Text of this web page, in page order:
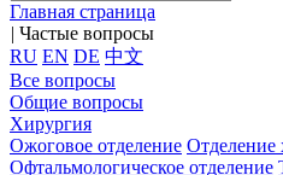
Главная страница
| Частые вопросы
RU EN DE 中文
Все вопросы
Общие вопросы
Хирургия
Ожоговое отделение Отделение
Офтальмологическое отделение